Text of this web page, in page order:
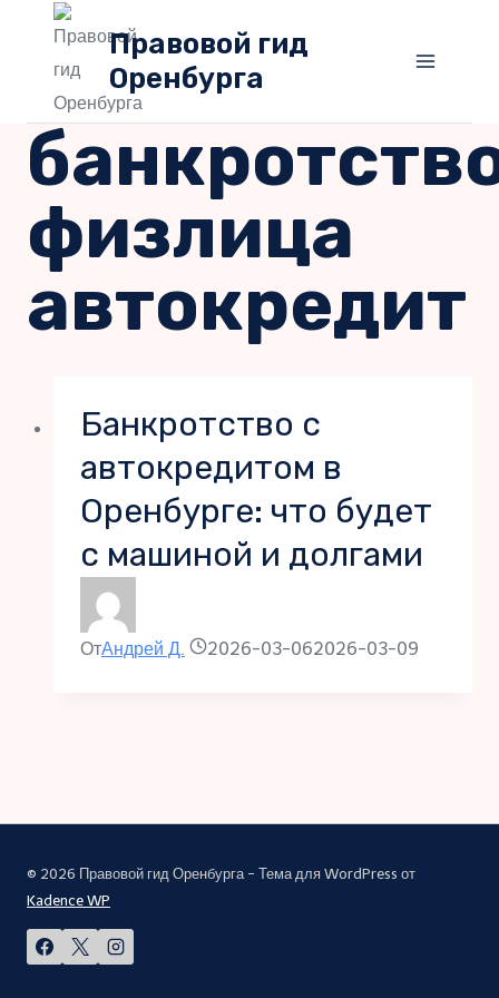
Перейти
содержимому
Правовой гид
Оренбурга
физлица
автокредит
Банкротство с
автокредитом в
Оренбурге: что будет
с машиной и долгами
ОтАндрей Д. 2026-03-062026-03-09
© 2026 Правовой гид Оренбурга - Тема для WordPress от
Kadence WP